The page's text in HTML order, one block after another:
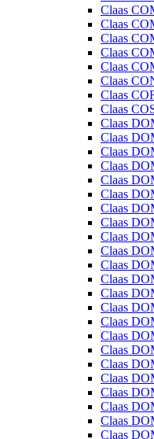
Claas
Claas
Claas
Claas
Claas
Claas
Claas
Claas
Claas
Claas
Claas
Claas
Claas
Claas
Claas
Claas
Claas
Claas
Claas
Claas
Claas
Claas
Claas
Claas
Claas
Claas
Claas
Claas
Claas
Claas
Claas